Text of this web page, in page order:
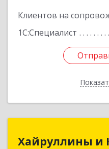
Клиентов на
1С:Специалист
Хайруллины и